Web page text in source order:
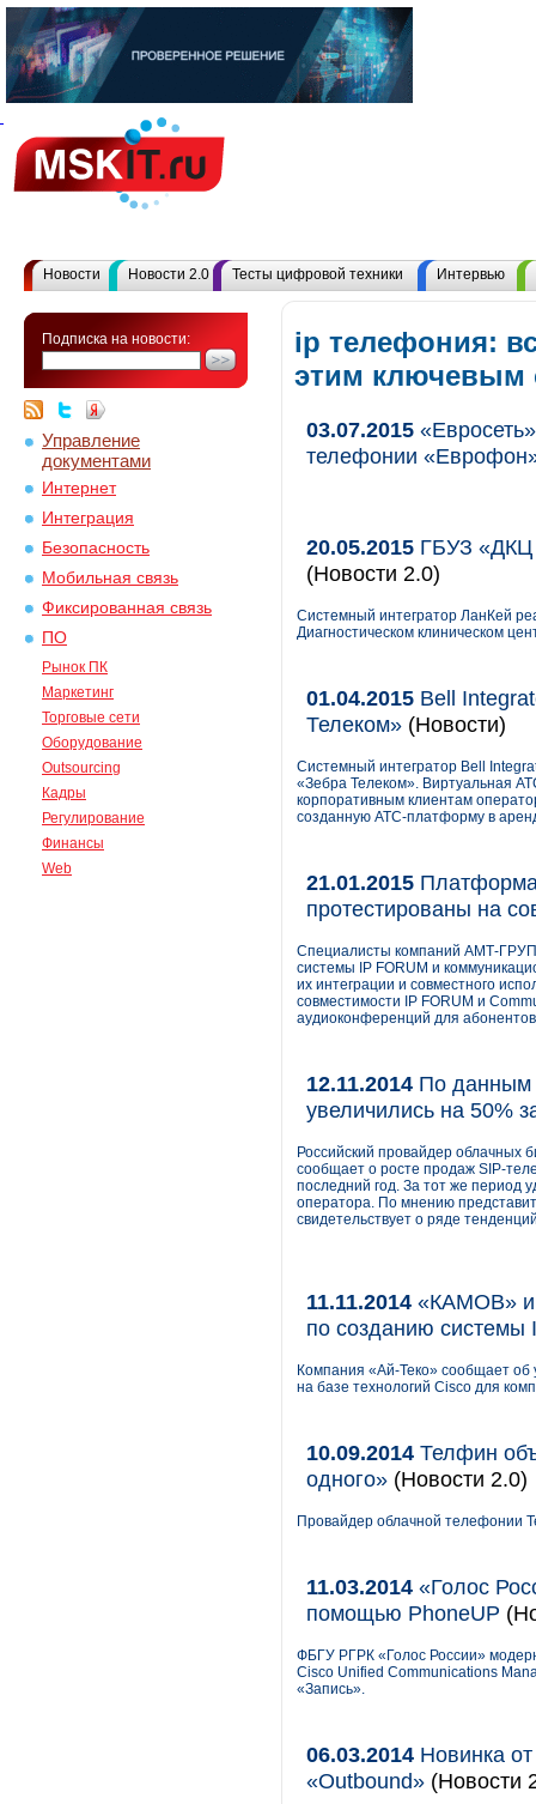
Новости Новости 2.0 Тесты цифровой техники Интервью
Подписка на новости:
Управление
документами
Интернет
Интеграция
Безопасность
Мобильная связь
Фиксированная связь
ПО
Рынок ПК
Маркетинг
Торговые сети
Оборудование
Outsourcing
Кадры
Регулирование
Финансы
Web
ip телефония:
этим ключевым
03.07.2015
телефонии
20.05.2015 ГБУЗ «ДКЦ
(Новости 2.0)
Системный интегратор ЛанКей
Диагностическом клиническом
01.04.2015 Bell
Телеком» (Новости)
Системный интегратор Bell
«Зебра Телеком». Виртуальная
корпоративным клиентам
созданную АТС-платформу в
21.01.2015
протестированы на
Специалисты компаний АМТ-ГРУП
системы IP FORUM и
их интеграции и совместного
совместимости IP FORUM и
аудиоконференций для
12.11.2014 По данным
увеличились на 50%
Российский провайдер облачных
сообщает о росте продаж SIP-
последний год. За тот же период
оператора. По мнению
свидетельствует о ряде
11.11.2014 «КАМОВ» и
по созданию системы
Компания «Ай-Теко» сообщает
на базе технологий Cisco для
10.09.2014 Телфин
одного» (Новости 2.0)
Провайдер облачной телефонии
11.03.2014 «Голос
помощью PhoneUP
ФБГУ РГРК «Голос России»
Cisco Unified Communications
«Запись».
06.03.2014 Новинка
«Outbound» (Новости